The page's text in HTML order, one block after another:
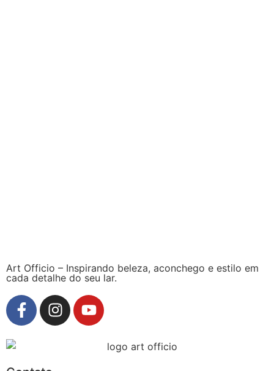
Art Officio – Inspirando beleza, aconchego e estilo em
cada detalhe do seu lar.